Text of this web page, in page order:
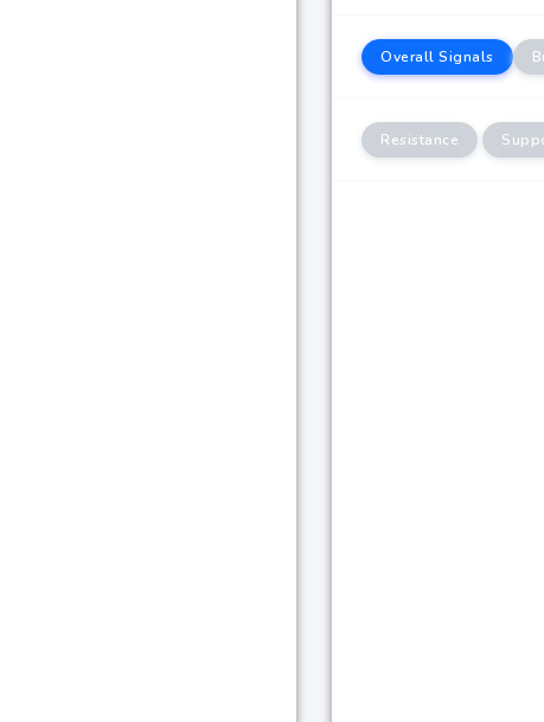
Overall Signals
Resistance